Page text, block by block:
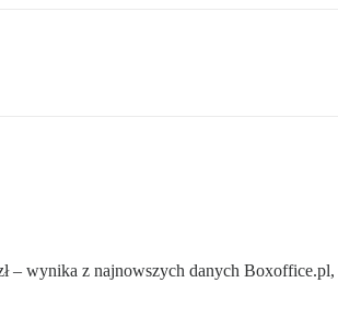
– wynika z najnowszych danych